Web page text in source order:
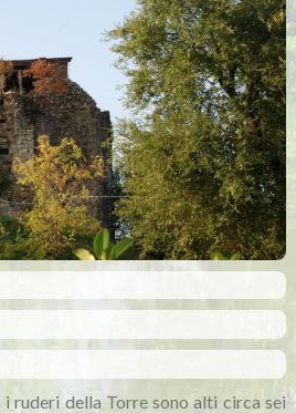
ruderi della Torre sono alti circa sei